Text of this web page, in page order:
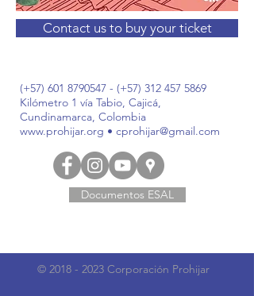
Contact us to buy your ticket
(+57) 601 8790547 - (+57) 312 457 5869
Kilómetro 1 vía Tabio, Cajicá,
Cundinamarca, Colombia
www.prohijar.org • cprohijar@gmail.com
Documentos ESAL
© 2018 - 2023Corporación Prohijar